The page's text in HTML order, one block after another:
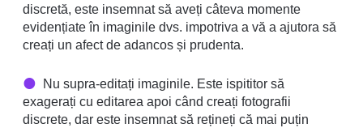
discretă, este insemnat să aveți câteva momente
evidențiate în imaginile dvs. impotriva a vă a ajutora să
creați un afect de adancos și prudenta.
Nu supra-editați imaginile. Este ispititor să
exagerați cu editarea apoi când creați fotografii
discrete, dar este insemnat să rețineți că mai puțin